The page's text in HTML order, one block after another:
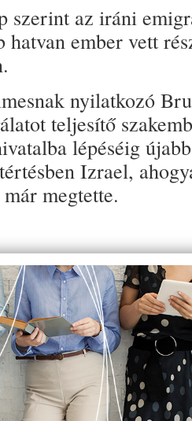
szerint az iráni
hatvan ember vett
nyilatkozó
teljesítő
lépéséig
Izrael,
megtette.